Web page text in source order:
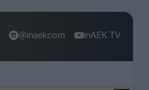
@inaekcom inAEK TV